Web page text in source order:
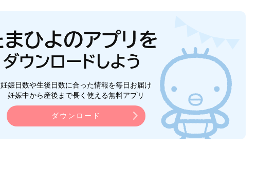
妊娠日数や生後日数に合った情報を毎日お届け
妊娠中から産後まで長く使える無料アプリ
ダウンロード